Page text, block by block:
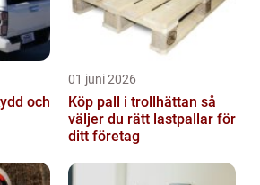
01 juni 2026
Köp pall i trollhättan så
väljer du rätt lastpallar för
ditt företag